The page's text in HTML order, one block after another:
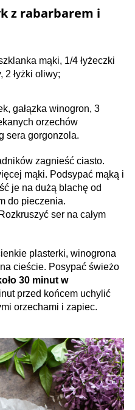
z rabarbarem i
mąki, 1/4 łyżeczki
2 łyżki oliwy;
gałązka winogron, 3
orzechów
sera gorgonzola.
zagnieść ciasto.
mąki. Podsypać mąką i
je na dużą blachę od
do pieczenia.
ser na całym
plasterki, winogrona
cieście. Posypać świeżo
30 minut w
przed końcem uchylić
orzechami i zapiec.